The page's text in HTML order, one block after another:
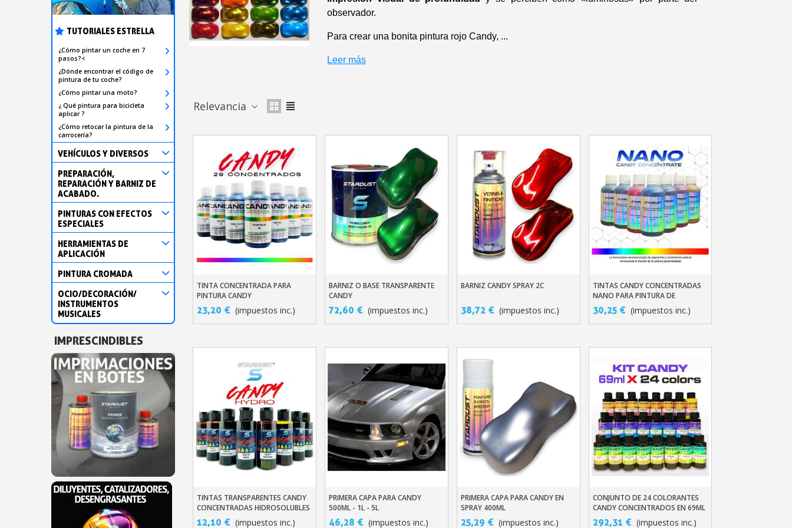
Cupón de 10 € por cada recomendación
Gana puntos de fidelidad con cada pedido.
Devuelve los productos en un plazo de 14 días.
5 € de descuento en tu primer pedido
Cupón de 10 € por cada recomendación
Suscríbete al boletín: 5€ de descuento
Suscríbete al boletín: 5€ de descuento
Entrega en un plazo de 48-72 horas.
Paga en 4 plazos sin comisiones en compras superiores a 30 €.
Obtenga su presupuesto online en menos de 1 minuto.
Comparte tus creaciones y recibe vales
Gana puntos de fidelidad con cada pedido.
Devuelve los productos en un plazo de 14 días.
TUTORIALES ESTRELLA
¿Cómo pintar un coche en 7
pasos?<
¿Dónde encontrar el código de
pintura de tu coche?
¿Cómo pintar una moto?
¿ Qué pintura para bicicleta
aplicar ?
¿Cómo retocar la pintura de la
carrocería?
VEHÍCULOS Y DIVERSOS
PREPARACIÓN,
REPARACIÓN Y BARNIZ DE
ACABADO.
PINTURAS CON EFECTOS
ESPECIALES
HERRAMIENTAS DE
APLICACIÓN
PINTURA CROMADA
OCIO/DECORACIÓN/
INSTRUMENTOS
MUSICALES
IMPRESCINDIBLES
observador.
Para crear una bonita pintura rojo Candy, ...
Leer más
Relevancia
Añadir Al Carrito
TINTA CONCENTRADA PARA
PINTURA CANDY
23,20 € (impuestos inc.)
Añadir Al Carrito
BARNIZ O BASE TRANSPARENTE
CANDY
72,60 € (impuestos inc.)
Añadir Al Carrito
BARNIZ CANDY SPRAY 2C
38,72 € (impuestos inc.)
Añadir Al Carrito
TINTAS CANDY CONCENTRADAS
NANO PARA PINTURA DE
CARROCERÍA – 14 COLORES
RESISTENTES A LOS RAYOS UV
30,25 € (impuestos inc.)
Añadir Al Carrito
TINTAS TRANSPARENTES CANDY
CONCENTRADAS HIDROSOLUBLES
60 ML
12,10 € (impuestos inc.)
Añadir Al Carrito
PRIMERA CAPA PARA CANDY
500ML - 1L - 5L
46,28 € (impuestos inc.)
Añadir Al Carrito
PRIMERA CAPA PARA CANDY EN
SPRAY 400ML
25,29 € (impuestos inc.)
Añadir Al Carrito
CONJUNTO DE 24 COLORANTES
CANDY CONCENTRADOS EN 69ML
O 250ML
292,31 € (impuestos inc.)